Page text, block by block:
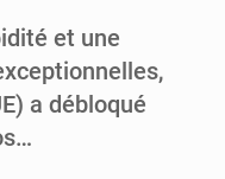
et une
a débloqué